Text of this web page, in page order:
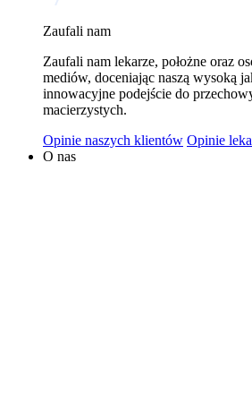
siedzibą w Warszawie.
danych mogą być także nasi
temat wykorzystywanych plików
znajduje się wPolityce
Zaufali nam
Zaufali nam lekarze, położne oraz
mediów, doceniając naszą wysoką
innowacyjne podejście do
macierzystych.
Opinie naszych klientów Opinie
O nas